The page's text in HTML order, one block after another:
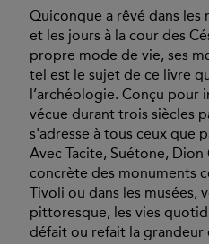
Quiconque a rêvé dans les
et les jours à la cour des
propre mode de vie, ses
tel est le sujet de ce livre
l’archéologie. Conçu
vécue durant trois siècles
s'adresse à tous ceux que
Avec Tacite, Suétone, Dion
concrète des monuments
Tivoli ou dans les musées,
pittoresque, les vies
défait ou refait la grandeur